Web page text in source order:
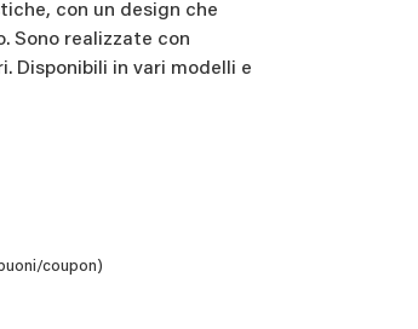
con un design che
Sono realizzate con
Disponibili in vari modelli e
coupon)